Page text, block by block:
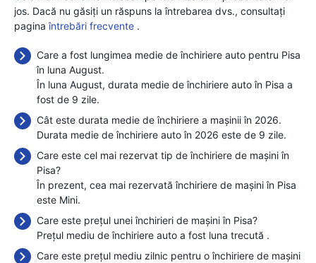
jos. Dacă nu găsiți un răspuns la întrebarea dvs., consultați
paginaîntrebări frecvente .
Care a fost lungimea medie de închiriere auto pentru Pisa
în luna August.
În luna August, durata medie de închiriere auto în Pisa a
fost de 9 zile.
Cât este durata medie de închiriere a mașinii în 2026.
Durata medie de închiriere auto în 2026 este de 9 zile.
Care este cel mai rezervat tip de închiriere de mașini în
Pisa?
În prezent, cea mai rezervată închiriere de mașini în Pisa
este Mini.
Care este prețul unei închirieri de mașini în Pisa?
Prețul mediu de închiriere auto a fost luna trecută .
Care este prețul mediu zilnic pentru o închiriere de mașini